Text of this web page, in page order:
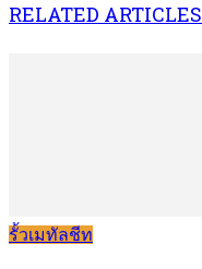
RELATED ARTICLES
รั้วเมทัลชีท